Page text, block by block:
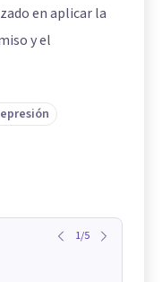
en aplicar la
y el
1/5